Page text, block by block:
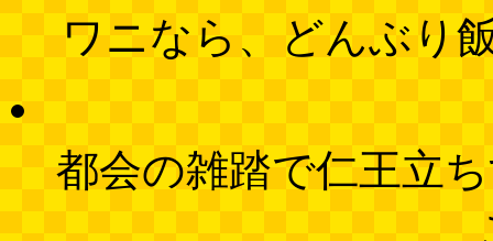
ワニなら、どんぶり
都会の雑踏で仁王立